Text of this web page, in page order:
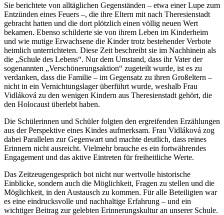
Sie berichtete von alltäglichen Gegenständen – etwa einer Lupe zum
Entzünden eines Feuers –, die ihre Eltern mit nach Theresienstadt
gebracht hatten und die dort plötzlich einen völlig neuen Wert
bekamen. Ebenso schilderte sie von ihrem Leben im Kinderheim
und wie mutige Erwachsene die Kinder trotz bestehender Verbote
heimlich unterrichteten. Diese Zeit beschreibt sie im Nachhinein als
die „Schule des Lebens“. Nur dem Umstand, dass ihr Vater der
sogenannten „Verschönerungsaktion“ zugeteilt wurde, ist es zu
verdanken, dass die Familie – im Gegensatz zu ihren Großeltern –
nicht in ein Vernichtungslager überführt wurde, weshalb Frau
Vidláková zu den wenigen Kindern aus Theresienstadt gehört, die
den Holocaust überlebt haben.
Die Schülerinnen und Schüler folgten den ergreifenden Erzählungen
aus der Perspektive eines Kindes aufmerksam. Frau Vidláková zog
dabei Parallelen zur Gegenwart und machte deutlich, dass reines
Erinnern nicht ausreicht. Vielmehr brauche es ein fortwährendes
Engagement und das aktive Eintreten für freiheitliche Werte.
Das Zeitzeugengespräch bot nicht nur wertvolle historische
Einblicke, sondern auch die Möglichkeit, Fragen zu stellen und die
Möglichkeit, in den Austausch zu kommen. Für alle Beteiligten war
es eine eindrucksvolle und nachhaltige Erfahrung – und ein
wichtiger Beitrag zur gelebten Erinnerungskultur an unserer Schule.